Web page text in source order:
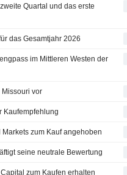
Quartal und das erste
das Gesamtjahr 2026
im Mittleren Westen der
Missouri vor
bei seiner Kaufempfehlung
Capital Markets zum Kauf angehoben
Stanley bekräftigt seine neutrale Bewertung
von BMO Capital zum Kaufen erhalten